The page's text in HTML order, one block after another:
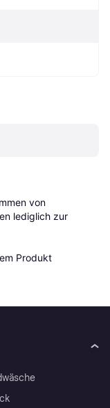
von
lediglich zur
Produkt